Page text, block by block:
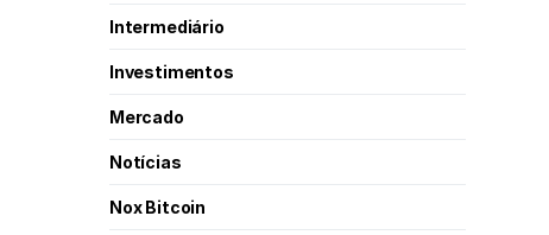
Intermediário
Investimentos
Mercado
Notícias
Nox Bitcoin